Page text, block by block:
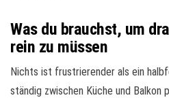
Was du brauchst, um
rein zu müssen
Nichts ist frustrierender als ein
ständig zwischen Küche und Balkon